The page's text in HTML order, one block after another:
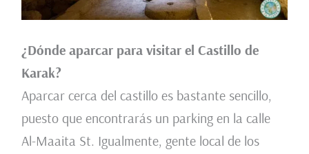
¿Dónde aparcar para visitar el Castillo de
Karak?
Aparcar cerca del castillo es bastante sencillo,
puesto que encontrarás un parking en la calle
Al-Maaita St. Igualmente, gente local de los